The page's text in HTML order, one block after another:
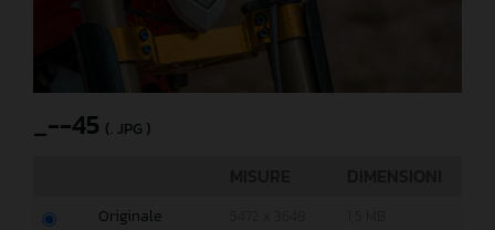
_--45 (. JPG )
Originale